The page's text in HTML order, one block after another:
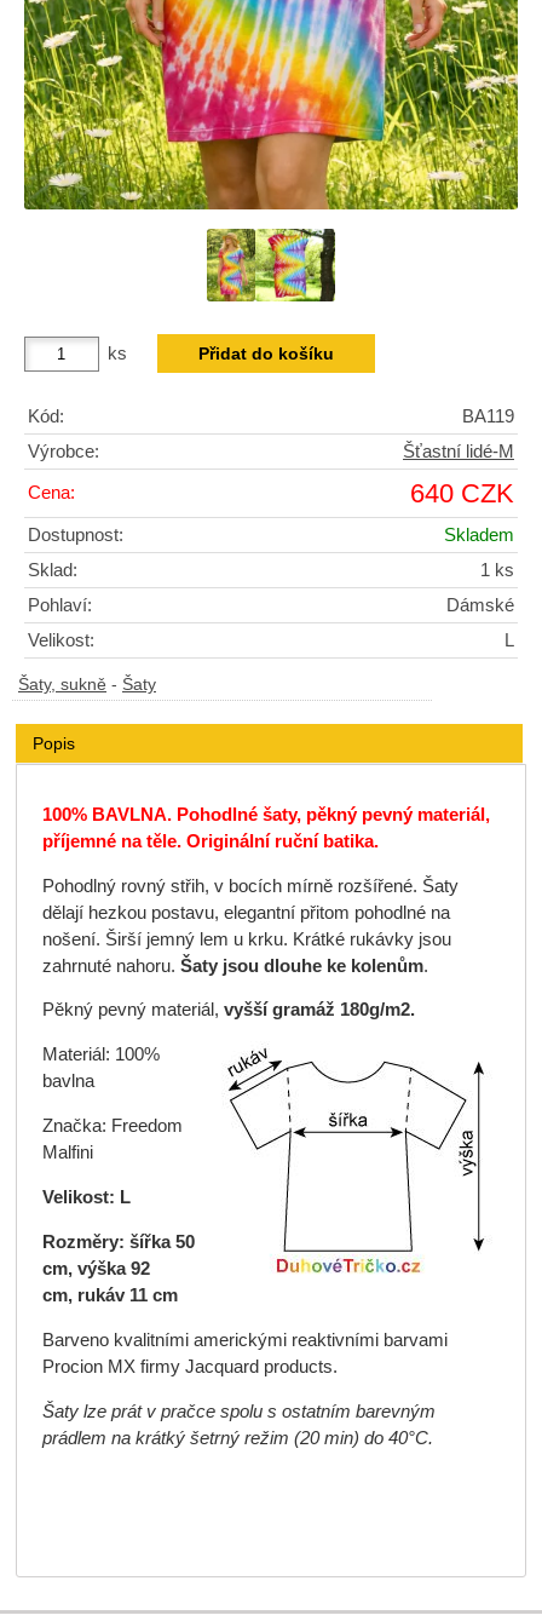
ks
Kód:
BA119
Výrobce:
Šťastní lidé-M
Cena: 640 CZK
Dostupnost:
Skladem
Sklad:
1 ks
Pohlaví:
Dámské
Velikost:
L
Šaty, sukně - Šaty
Popis
100% BAVLNA. Pohodlné šaty, pěkný pevný materiál,
příjemné na těle. Originální ruční batika.
Pohodlný rovný střih, v bocích mírně rozšířené. Šaty
dělají hezkou postavu, elegantní přitom pohodlné na
nošení. Širší jemný lem u krku. Krátké rukávky jsou
zahrnuté nahoru. Šaty jsou dlouhe ke kolenům.
Pěkný pevný materiál, vyšší gramáž 180g/m2.
Materiál: 100%
bavlna
Značka: Freedom
Malfini
Velikost: L
Rozměry: šířka 50
cm, výška 92
cm, rukáv 11 cm
Barveno kvalitními americkými reaktivními barvami
Procion MX firmy Jacquard products.
Šaty lze prát v pračce spolu s ostatním barevným
prádlem na krátký šetrný režim (20 min) do 40°C.